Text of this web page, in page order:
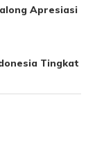
Apresiasi
Tingkat